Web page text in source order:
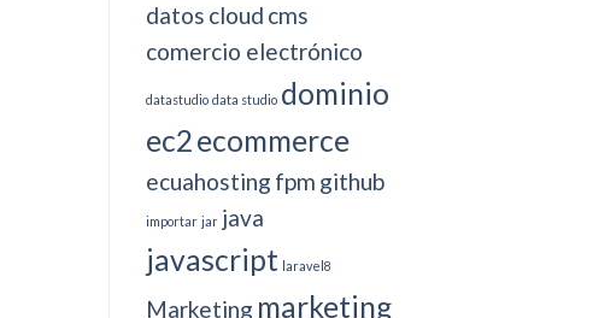
datos cloud cms
comercio electrónico
datastudio data studio dominio
ec2ecommerce
ecuahosting fpm github
importar jar java
javascript laravel8
Marketing marketing